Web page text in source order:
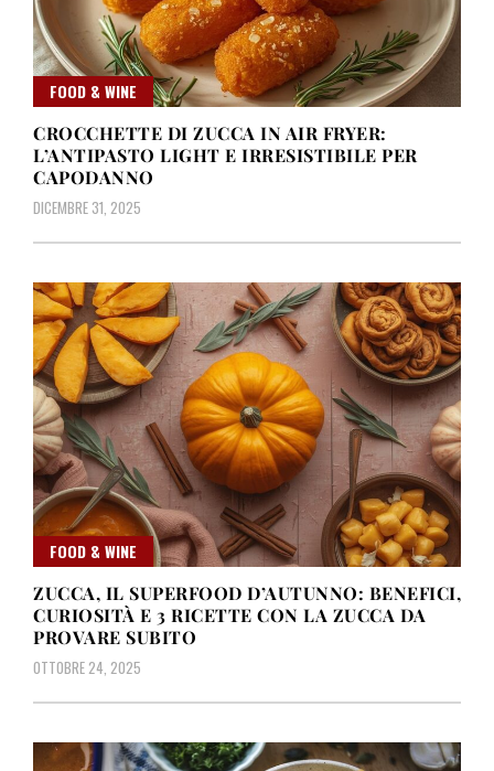
FOOD & WINE
CROCCHETTE DI ZUCCA IN AIR FRYER:
L’ANTIPASTO LIGHT E IRRESISTIBILE PER
CAPODANNO
DICEMBRE 31, 2025
FOOD & WINE
ZUCCA, IL SUPERFOOD D’AUTUNNO: BENEFICI,
CURIOSITÀ E 3 RICETTE CON LA ZUCCA DA
PROVARE SUBITO
OTTOBRE 24, 2025